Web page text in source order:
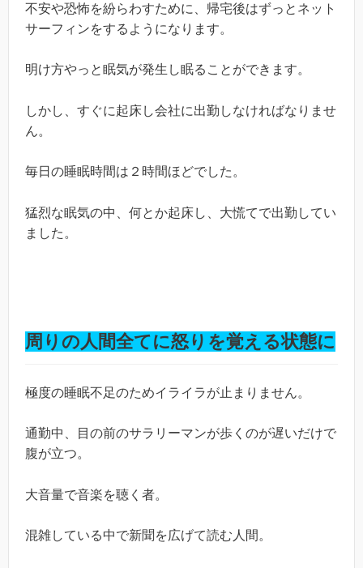
不安や恐怖を紛らわすために、帰宅後はずっとネット
サーフィンをするようになります。
明け方やっと眠気が発生し眠ることができます。
しかし、すぐに起床し会社に出勤しなければなりませ
ん。
毎日の睡眠時間は２時間ほどでした。
猛烈な眠気の中、何とか起床し、大慌てで出勤してい
ました。
周りの人間全てに怒りを覚える状態に
極度の睡眠不足のためイライラが止まりません。
通勤中、目の前のサラリーマンが歩くのが遅いだけで
腹が立つ。
大音量で音楽を聴く者。
混雑している中で新聞を広げて読む人間。